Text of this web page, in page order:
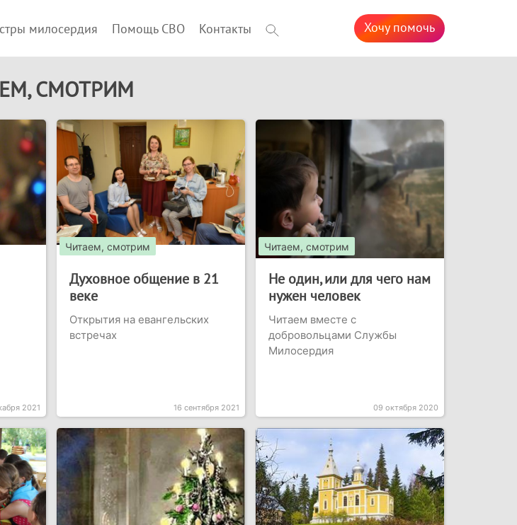
милосердия Помощь СВО Контакты Хочу помочь
СМОТРИМ
2021
Читаем, смотрим
Духовное общение в 21
веке
Открытия на евангельских
встречах
16 сентября 2021
Читаем, смотрим
Не один, или для чего нам
нужен человек
Читаем вместе с
добровольцами Службы
Милосердия
09 октября 2020